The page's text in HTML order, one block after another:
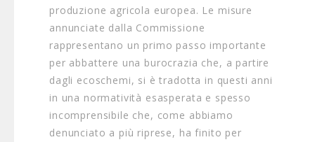
produzione agricola europea. Le misure
annunciate dalla Commissione
rappresentano un primo passo importante
per abbattere una burocrazia che, a partire
dagli ecoschemi, si è tradotta in questi anni
in una normatività esasperata e spesso
incomprensibile che, come abbiamo
denunciato a più riprese, ha finito per